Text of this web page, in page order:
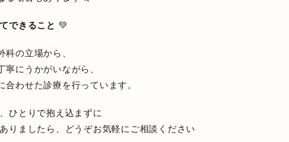
できること 💚
科の立場から、
寧にうかがいながら、
合わせた診療を行っています。
ひとりで抱え込まずに
りましたら、どうぞお気軽にご相談ください